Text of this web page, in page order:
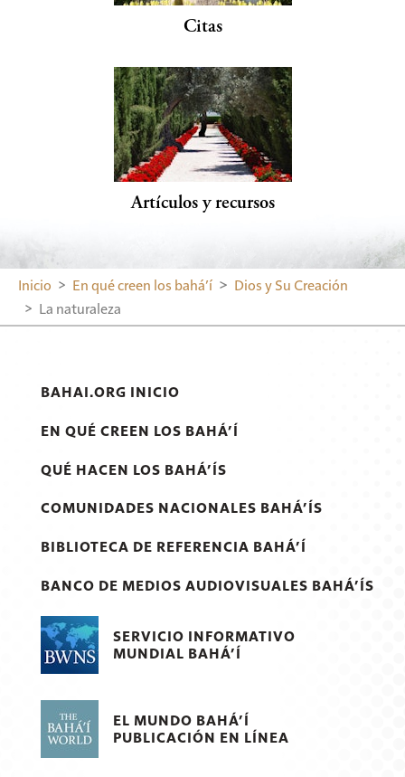
Citas
Artículos y recursos
Inicio En qué creen los bahá’í
Dios y Su Creación
La naturaleza
BAHAI.ORG INICIO
EN QUÉ CREEN LOS BAHÁ’Í
QUÉ HACEN LOS BAHÁ’ÍS
COMUNIDADES NACIONALES BAHÁ’ÍS
BIBLIOTECA DE REFERENCIA BAHÁ’Í
BANCO DE MEDIOS AUDIOVISUALES BAHÁ’ÍS
SERVICIO INFORMATIVO
MUNDIAL BAHÁ’Í
EL MUNDO BAHÁ’Í
PUBLICACIÓN EN LÍNEA